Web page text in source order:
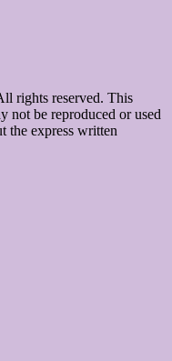
rights reserved. This
not be reproduced or used
the express written